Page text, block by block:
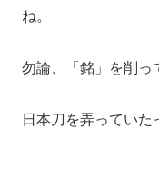
ね。
勿論、「銘」を削っ
日本刀を弄っていた